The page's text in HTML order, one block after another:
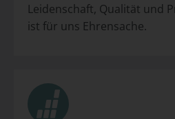
Leidenschaft, Qualität und
ist für uns Ehrensache.